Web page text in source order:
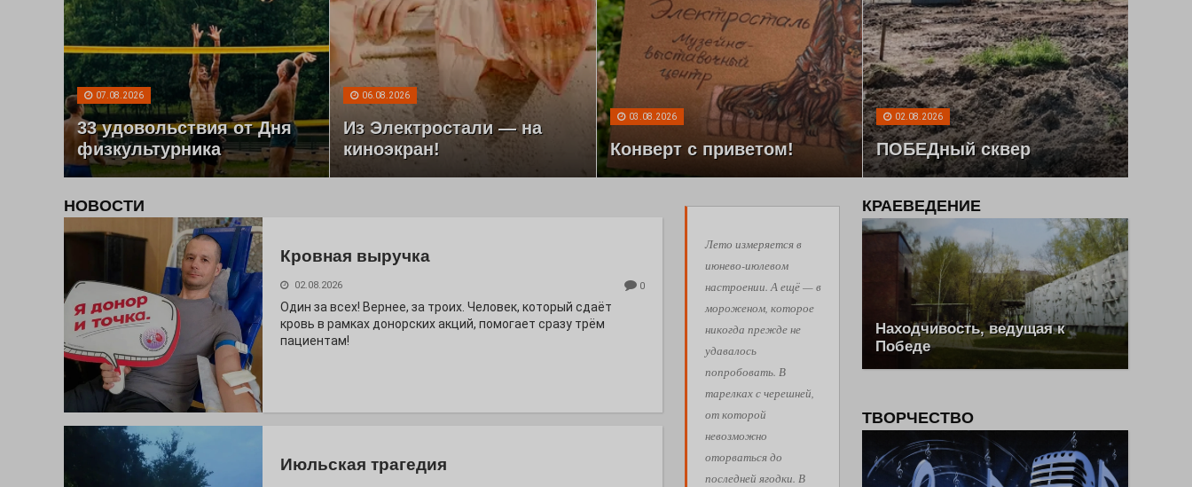
07.08.2026
33 удовольствия от Дня
физкультурника
06.08.2026
Из Электростали — на
киноэкран!
03.08.2026
Конверт с приветом!
02.08.2026
ПОБЕДный сквер
Лето измеряется в
июнево-июлевом
настроении. А ещё — в
мороженом, которое
никогда прежде не
удавалось
попробовать. В
тарелках с черешней,
от которой
невозможно
оторваться до
последней ягодки. В
НОВОСТИ
Кровная выручка
02.08.2026 0
Один за всех! Вернее, за троих. Человек, который сдаёт
кровь в рамках донорских акций, помогает сразу трём
пациентам!
Июльская трагедия
КРАЕВЕДЕНИЕ
Находчивость, ведущая к
Победе
ТВОРЧЕСТВО